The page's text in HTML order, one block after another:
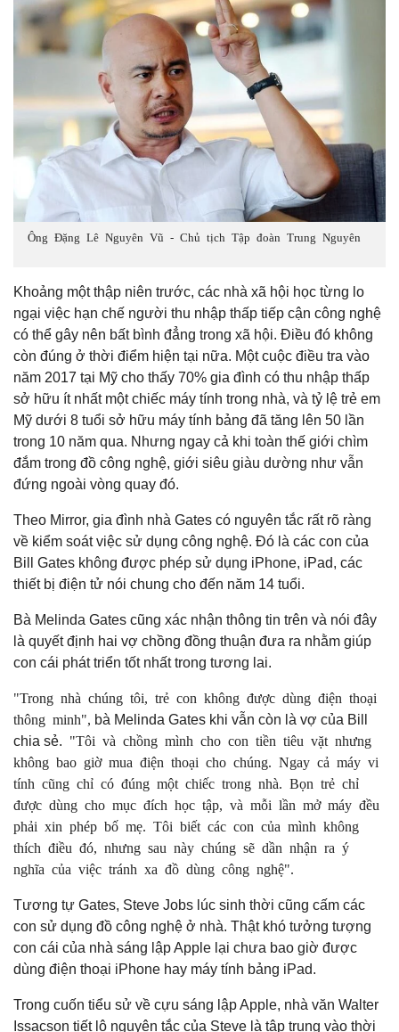
Ông Đặng Lê Nguyên Vũ - Chủ tịch Tập đoàn Trung Nguyên
Khoảng một thập niên trước, các nhà xã hội học từng lo
ngại việc hạn chế người thu nhập thấp tiếp cận công nghệ
có thể gây nên bất bình đẳng trong xã hội. Điều đó không
còn đúng ở thời điểm hiện tại nữa. Một cuộc điều tra vào
năm 2017 tại Mỹ cho thấy 70% gia đình có thu nhập thấp
sở hữu ít nhất một chiếc máy tính trong nhà, và tỷ lệ trẻ em
Mỹ dưới 8 tuổi sở hữu máy tính bảng đã tăng lên 50 lần
trong 10 năm qua. Nhưng ngay cả khi toàn thế giới chìm
đắm trong đồ công nghệ, giới siêu giàu dường như vẫn
đứng ngoài vòng quay đó.
Theo Mirror, gia đình nhà Gates có nguyên tắc rất rõ ràng
về kiểm soát việc sử dụng công nghệ. Đó là các con của
Bill Gates không được phép sử dụng iPhone, iPad, các
thiết bị điện tử nói chung cho đến năm 14 tuổi.
Bà Melinda Gates cũng xác nhận thông tin trên và nói đây
là quyết định hai vợ chồng đồng thuận đưa ra nhằm giúp
con cái phát triển tốt nhất trong tương lai.
"Trong nhà chúng tôi, trẻ con không được dùng điện thoại
thông minh",
bà Melinda Gates khi vẫn còn là vợ của Bill
chia sẻ. "Tôi và chồng mình cho con tiền tiêu vặt nhưng
không bao giờ mua điện thoại cho chúng. Ngay cả máy vi
tính cũng chỉ có đúng một chiếc trong nhà. Bọn trẻ chỉ
được dùng cho mục đích học tập, và mỗi lần mở máy đều
phải xin phép bố mẹ. Tôi biết các con của mình không
thích điều đó, nhưng sau này chúng sẽ dần nhận ra ý
nghĩa của việc tránh xa đồ dùng công nghệ".
Tương tự Gates, Steve Jobs lúc sinh thời cũng cấm các
con sử dụng đồ công nghệ ở nhà. Thật khó tưởng tượng
con cái của nhà sáng lập Apple lại chưa bao giờ được
dùng điện thoại iPhone hay máy tính bảng iPad.
Trong cuốn tiểu sử về cựu sáng lập Apple, nhà văn Walter
Issacson tiết lộ nguyên tắc của Steve là tập trung vào thời